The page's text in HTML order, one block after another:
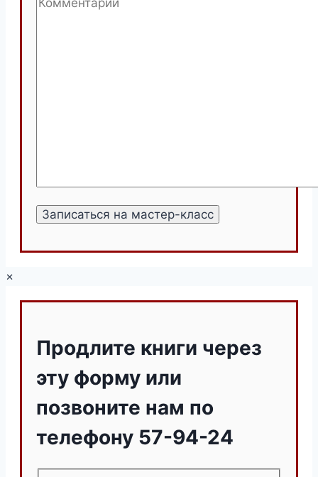
×
Продлите книги через
эту форму или
позвоните нам по
телефону 57-94-24